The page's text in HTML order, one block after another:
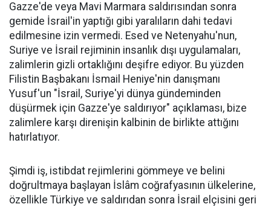
Gazze'de veya Mavi Marmara saldırısından sonra
gemide İsrail'in yaptığı gibi yaralıların dahi tedavi
edilmesine izin vermedi. Esed ve Netenyahu'nun,
Suriye ve İsrail rejiminin insanlık dışı uygulamaları,
zalimlerin gizli ortaklığını deşifre ediyor. Bu yüzden
Filistin Başbakanı İsmail Heniye'nin danışmanı
Yusuf'un "İsrail, Suriye'yi dünya gündeminden
düşürmek için Gazze'ye saldırıyor" açıklaması, bize
zalimlere karşı direnişin kalbinin de birlikte attığını
hatırlatıyor.
Şimdi iş, istibdat rejimlerini gömmeye ve belini
doğrultmaya başlayan İslâm coğrafyasının ülkelerine,
özellikle Türkiye ve saldırıdan sonra İsrail elçisini geri